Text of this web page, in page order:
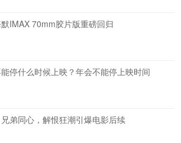
IMAX 70mm胶片版重磅回归
停什么时候上映？年会不能停上映时间
弟同心，解恨狂潮引爆电影后续